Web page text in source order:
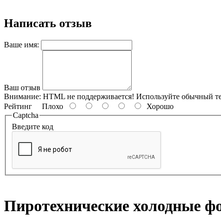
Написать отзыв
Ваше имя:
Ваш отзыв
Внимание: HTML не поддерживается! Используйте обычный
Рейтинг Плохо
Хорошо
Captcha
Введите код
Пиротехнические холодные